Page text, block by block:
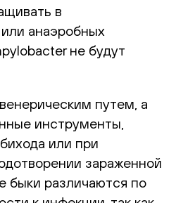
в
анаэробных
не будут
путем, а
инструменты,
или при
зараженной
быки различаются по